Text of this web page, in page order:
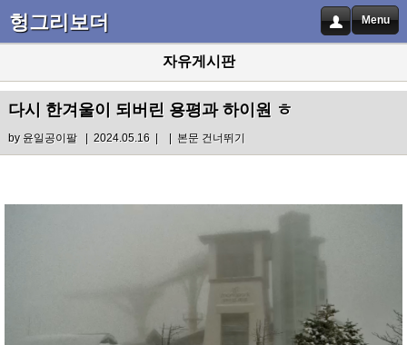
헝그리보더 Menu
자유게시판
다시 한겨울이 되버린 용평과 하이원 ㅎ
by 윤일공이팔| 2024.05.16 | | 본문 건너뛰기